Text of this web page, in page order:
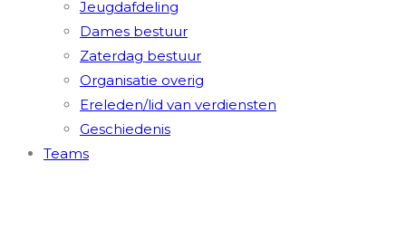
Jeugdafdeling
Dames bestuur
Zaterdag bestuur
Organisatie overig
Ereleden/lid van verdiensten
Geschiedenis
Teams